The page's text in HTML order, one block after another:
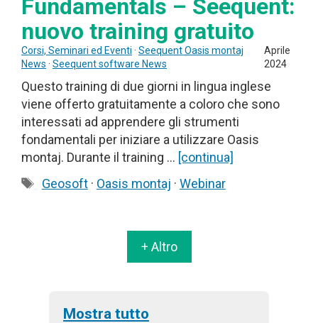
Fundamentals – Seequent:
nuovo training gratuito
Corsi, Seminari ed Eventi · Seequent Oasis montaj
News · Seequent software News
Aprile
2024
Questo training di due giorni in lingua inglese
viene offerto gratuitamente a coloro che sono
interessati ad apprendere gli strumenti
fondamentali per iniziare a utilizzare Oasis
montaj. Durante il training … [continua]
Tag
Geosoft· Oasis montaj · Webinar
+ Altro
Mostra tutto